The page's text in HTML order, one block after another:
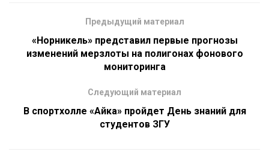
Предыдущий материал
«Норникель» представил первые прогнозы
изменений мерзлоты на полигонах фонового
мониторинга
Следующий материал
В спортхолле «Айка» пройдет День знаний для
студентов ЗГУ